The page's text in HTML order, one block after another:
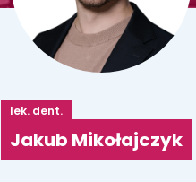
lek. dent.
Jakub Mikołajczyk